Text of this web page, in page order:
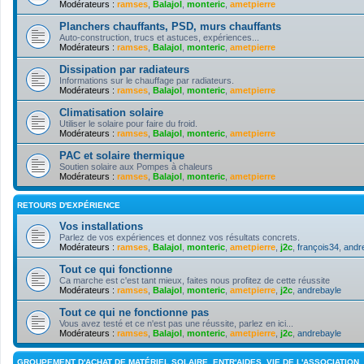
Modérateurs : ramses Balajol monteric ametpierre
Planchers chauffants, PSD, murs chauffants
Auto-construction, trucs et astuces, expériences...
Modérateurs : ramses Balajol monteric ametpierre
Dissipation par radiateurs
Informations sur le chauffage par radiateurs.
Modérateurs : ramses Balajol monteric ametpierre
Climatisation solaire
Utiliser le solaire pour faire du froid.
Modérateurs : ramses Balajol monteric ametpierre
PAC et solaire thermique
Soutien solaire aux Pompes à chaleurs
Modérateurs : ramses Balajol monteric ametpierre
RETOURS D'EXPÉRIENCE
Vos installations
Parlez de vos expériences et donnez vos résultats concrets.
Modérateurs : ramses Balajol monteric ametpierre j2c françois34
Tout ce qui fonctionne
Ca marche est c'est tant mieux, faites nous profitez de cette réussite
Modérateurs : ramses Balajol monteric ametpierre j2c andrebayle
Tout ce qui ne fonctionne pas
Vous avez testé et ce n'est pas une réussite, parlez en ici...
Modérateurs : ramses Balajol monteric ametpierre j2c andrebayle
GROUPEMENT D'ACHAT DE MATÉRIEL SOLAIRE, ENTR'AIDES, VIE DE L'ASSOCIATION,